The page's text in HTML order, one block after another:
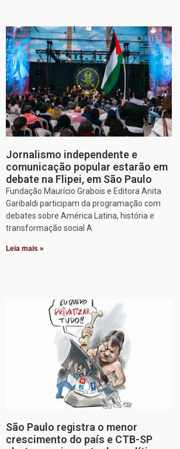
Jornalismo independente e
comunicação popular estarão em
debate na Flipei, em São Paulo
Fundação Maurício Grabois e Editora Anita
Garibaldi participam da programação com
debates sobre América Latina, história e
transformação social A
Leia mais »
São Paulo registra o menor
crescimento do país e CTB-SP